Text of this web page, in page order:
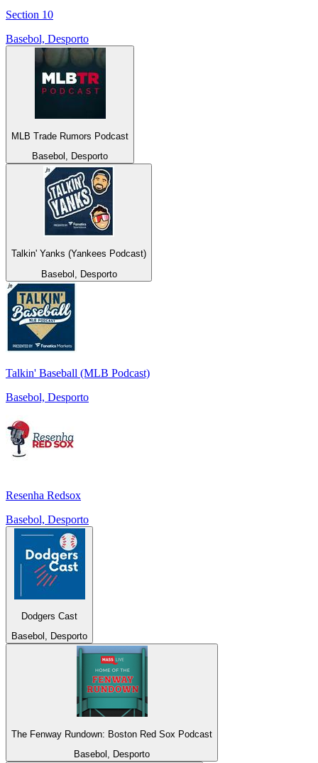
Section 10
Basebol, Desporto
MLB Trade Rumors Podcast
Basebol, Desporto
Talkin' Yanks (Yankees Podcast)
Basebol, Desporto
Talkin' Baseball (MLB Podcast)
Basebol, Desporto
Resenha Redsox
Basebol, Desporto
Dodgers Cast
Basebol, Desporto
The Fenway Rundown: Boston Red Sox Podcast
Basebol, Desporto